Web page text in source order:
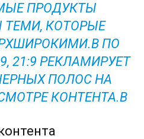
ПРОДУКТЫ
ТЕМИ, КОТОРЫЕ
ПО
21:9 РЕКЛАМИРУЕТ
ПОЛОС НА
КОНТЕНТА.В